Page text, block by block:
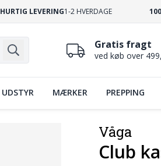
HURTIG LEVERING1-2 HVERDAGE
Gratis fragt
ved køb over
UDSTYR MÆRKER PREPPING
Våga
Club